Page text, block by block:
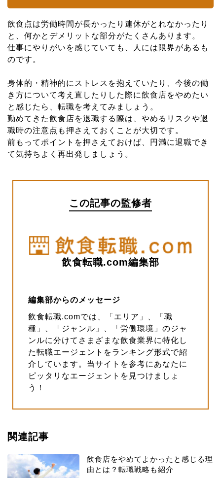
飲食点は労働時間が長かったり連休がとれなかったり
と、何かとデメリットな部分がたくさんあります。
仕事にやりがいを感じていても、人には限界があるも
のです。
身体的・精神的にストレスを抱えていたり、今後の働
き方について考え直したりした際に飲食店をやめたい
と感じたら、転職を考えてみましょう。
勤めてきた飲食店を退職する際は、やめるリスクや退
職時の注意点も押さえておくことが大切です。
前もってポイントを押さえておけば、円満に退職でき
て気持ちよく再出発しましょう。
この記事の監修者
飲食転職.com編集部
編集部からのメッセージ
飲食転職.comでは、「エリア」、「職
種」、「ジャンル」、「労働環境」のジャ
ンルに分けてさまざまな飲食業界に特化し
た転職エージェントをランキング形式で紹
介しています。当サイトを参考にあなたに
ピッタリなエージェントを見つけましょ
う！
関連記事
飲食店をやめてよかったと感じる理
由とは？転職戦略も紹介